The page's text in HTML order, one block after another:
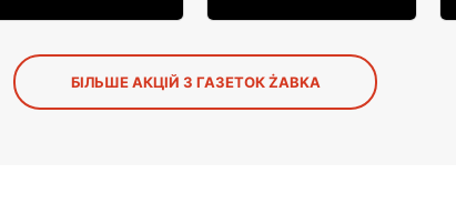
БІЛЬШЕ АКЦІЙ З ГАЗЕТОК ŻABKA